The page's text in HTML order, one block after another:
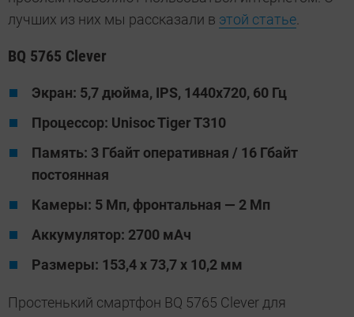
лучших из них мы рассказали в этой статье
BQ 5765 Clever
Экран: 5,7 дюйма, IPS, 1440x720, 60 Гц
Процессор: Unisoc Tiger T310
Память: 3 Гбайт оперативная / 16 Гбайт
постоянная
Камеры: 5 Мп, фронтальная — 2 Мп
Аккумулятор: 2700 мАч
Размеры: 153,4 х 73,7 x 10,2 мм
Простенький смартфон BQ 5765 Clever для